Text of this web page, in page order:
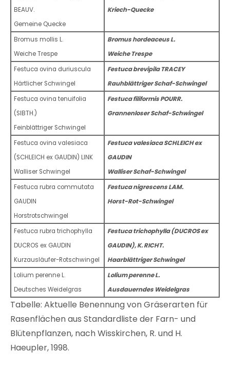
BEAUV.
Gemeine Quecke
Kriech-Quecke
Bromus mollis L.
Weiche Trespe
Bromus hordeaceus L.
Weiche Trespe
Festuca ovina duriuscula
Härtlicher Schwingel
Festuca brevipila TRACEY
Rauhblättriger Schaf-Schwingel
Festuca ovina tenuifolia
(SIBTH.)
Feinblättriger Schwingel
Festuca filiformis POURR.
Grannenloser Schaf-Schwingel
Festuca ovina valesiaca
(SCHLEICH ex GAUDIN) LINK
Walliser Schwingel
Festuca valesiaca SCHLEICH ex
GAUDIN
Walliser Schaf-Schwingel
Festuca rubra commutata
GAUDIN
Horstrotschwingel
Festuca nigrescens LAM.
Horst-Rot-Schwingel
Festuca rubra trichophylla
DUCROS ex GAUDIN
Kurzausläufer-Rotschwingel
Festuca trichophylla (DUCROS ex
GAUDIN), K. RICHT.
Haarblättriger Schwingel
Lolium perenne L.
Deutsches Weidelgras
Lolium perenne L.
Ausdauerndes Weidelgras
Tabelle: Aktuelle Benennung von Gräserarten für
Rasenflächen aus Standardliste der Farn- und
Blütenpflanzen, nach Wisskirchen, R. und H.
Haeupler, 1998.